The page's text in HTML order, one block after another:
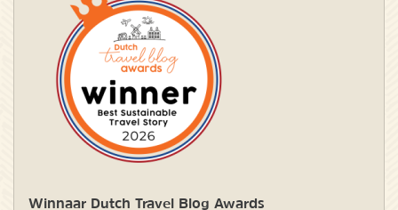
Winnaar Dutch Travel Blog Awards